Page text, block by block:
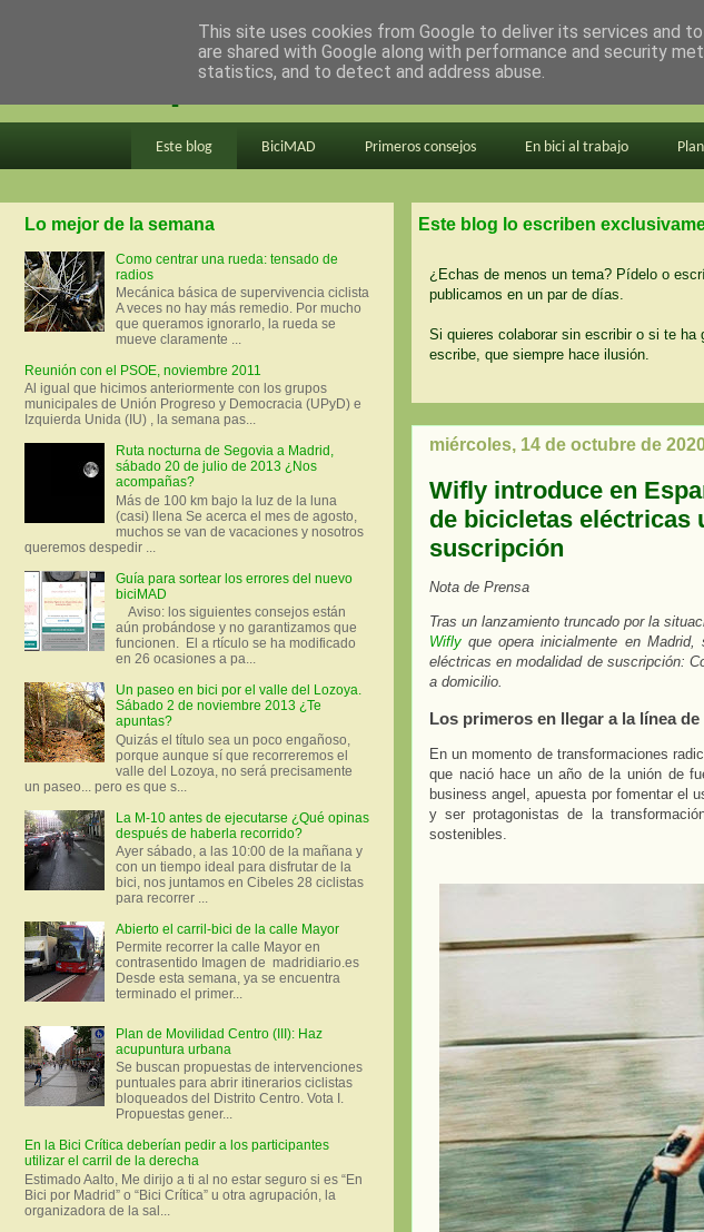
en bici por madrid
Este blog BiciMAD Primeros consejos En bici al trabajo
Este blog lo escriben
¿Echas de menos un tema? Pídelo o
publicamos en un par de días.
Si quieres colaborar sin escribir o si te
escribe, que siempre hace ilusión.
miércoles, 14 de octubre de
Wifly introduce en
de bicicletas eléctricas
suscripción
Nota de Prensa
Tras un lanzamiento truncado por la
Wifly que opera inicialmente en
eléctricas en modalidad de suscripción:
a domicilio.
Los primeros en llegar a la línea de
En un momento de transformaciones
que nació hace un año de la unión de
business angel, apuesta por fomentar el
y ser protagonistas de la
sostenibles.
Lo mejor de la semana
Como centrar una rueda: tensado de
radios
Mecánica básica de supervivencia ciclista
A veces no hay más remedio. Por mucho
que queramos ignorarlo, la rueda se
mueve claramente ...
Reunión con el PSOE, noviembre 2011
Al igual que hicimos anteriormente con los grupos
municipales de Unión Progreso y Democracia (UPyD) e
Izquierda Unida (IU) , la semana pas...
Ruta nocturna de Segovia a Madrid,
sábado 20 de julio de 2013 ¿Nos
acompañas?
Más de 100 km bajo la luz de la luna
(casi) llena Se acerca el mes de agosto,
muchos se van de vacaciones y nosotros
queremos despedir ...
Guía para sortear los errores del nuevo
biciMAD
Aviso: los siguientes consejos están
aún probándose y no garantizamos que
funcionen. El a rtículo se ha modificado
en 26 ocasiones a pa...
Un paseo en bici por el valle del Lozoya.
Sábado 2 de noviembre 2013 ¿Te
apuntas?
Quizás el título sea un poco engañoso,
porque aunque sí que recorreremos el
valle del Lozoya, no será precisamente
un paseo... pero es que s...
La M-10 antes de ejecutarse ¿Qué opinas
después de haberla recorrido?
Ayer sábado, a las 10:00 de la mañana y
con un tiempo ideal para disfrutar de la
bici, nos juntamos en Cibeles 28 ciclistas
para recorrer ...
Abierto el carril-bici de la calle Mayor
Permite recorrer la calle Mayor en
contrasentido Imagen de madridiario.es
Desde esta semana, ya se encuentra
terminado el primer...
Plan de Movilidad Centro (III): Haz
acupuntura urbana
Se buscan propuestas de intervenciones
puntuales para abrir itinerarios ciclistas
bloqueados del Distrito Centro. Vota I.
Propuestas gener...
En la Bici Crítica deberían pedir a los participantes
utilizar el carril de la derecha
Estimado Aalto, Me dirijo a ti al no estar seguro si es “En
Bici por Madrid” o “Bici Crítica” u otra agrupación, la
organizadora de la sal...
This site uses cookies from Google to deliver its services and
are shared with Google along with performance and security
statistics, and to detect and address abuse.